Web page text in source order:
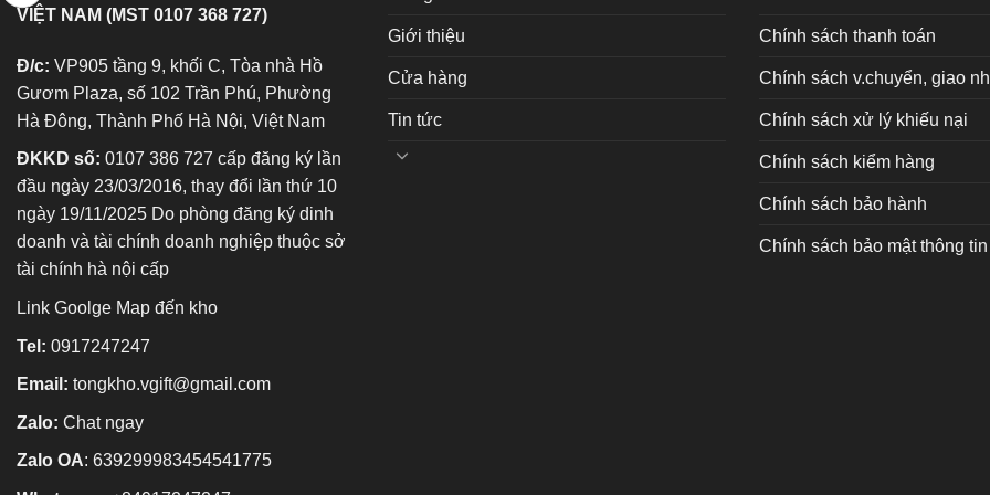
VIỆT NAM (MST 0107 368 727)
Đ/c: VP905 tầng 9, khối C, Tòa nhà Hồ
Gươm Plaza, số 102 Trần Phú, Phường
Hà Đông, Thành Phố Hà Nội, Việt Nam
ĐKKD số: 0107 386 727 cấp đăng ký lần
đầu ngày 23/03/2016, thay đổi lần thứ 10
ngày 19/11/2025 Do phòng đăng ký dinh
doanh và tài chính doanh nghiệp thuộc sở
tài chính hà nội cấp
Link Goolge Map đến kho
Tel: 0917247247
Email: tongkho.vgift@gmail.com
Zalo: Chat ngay
Zalo OA: 639299983454541775
Giới thiệu
Cửa hàng
Tin tức
Chính sách thanh toán
Chính sách v.chuyển, giao
Chính sách xử lý khiếu nại
Chính sách kiểm hàng
Chính sách bảo hành
Chính sách bảo mật thông tin